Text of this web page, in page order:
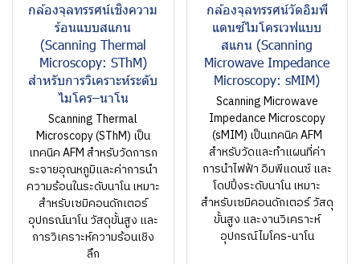
กล้องจุลทรรศน์เชิงความ
ร้อนแบบสแกน
(Scanning Thermal
Microscopy: SThM)
สำหรับการวิเคราะห์ระดับ
ไมโคร–นาโน
Scanning Thermal
Microscopy (SThM) เป็น
เทคนิค AFM สำหรับวัดการก
ระจายอุณหภูมิและค่าการนำ
ความร้อนในระดับนาโน เหมาะ
สำหรับเซมิคอนดักเตอร์
อุปกรณ์นาโน วัสดุขั้นสูง และ
การวิเคราะห์ความร้อนเชิง
ลึก
กล้องจุลทรรศน์วัดอิมพี
แดนซ์ไมโครเวฟแบบ
สแกน (Scanning
Microwave Impedance
Microscopy: sMIM)
Scanning Microwave
Impedance Microscopy
(sMIM) เป็นเทคนิค AFM
สำหรับวัดและทำแผนที่ค่า
การนำไฟฟ้า อิมพีแดนซ์ และ
โดปปิ้งระดับนาโน เหมาะ
สำหรับเซมิคอนดักเตอร์ วัสดุ
ขั้นสูง และงานวิเคราะห์
อุปกรณ์ไมโคร-นาโน